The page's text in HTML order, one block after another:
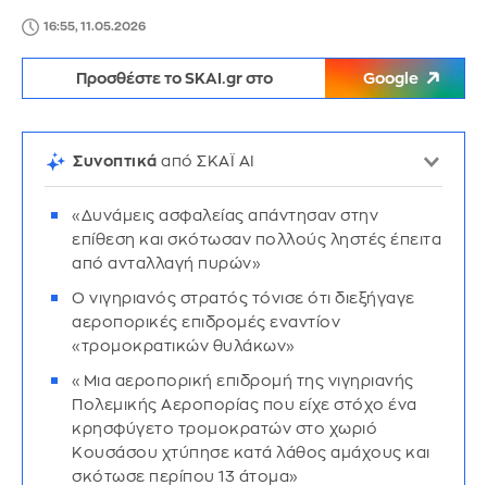
16:55, 11.05.2026
Προσθέστε το SKAI.gr στο Google
Συνοπτικά από ΣΚΑΪ AI
«Δυνάμεις ασφαλείας απάντησαν στην
επίθεση και σκότωσαν πολλούς ληστές έπειτα
από ανταλλαγή πυρών»
Ο νιγηριανός στρατός τόνισε ότι διεξήγαγε
αεροπορικές επιδρομές εναντίον
«τρομοκρατικών θυλάκων»
«Μια αεροπορική επιδρομή της νιγηριανής
Πολεμικής Αεροπορίας που είχε στόχο ένα
κρησφύγετο τρομοκρατών στο χωριό
Κουσάσου χτύπησε κατά λάθος αμάχους και
σκότωσε περίπου 13 άτομα»